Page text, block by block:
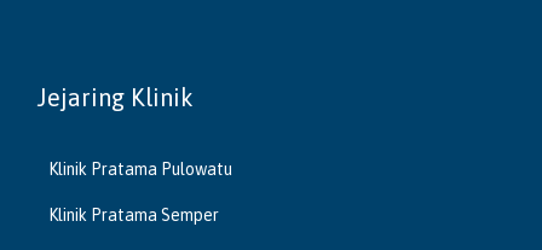
Jejaring Klinik
Klinik Pratama Pulowatu
Klinik Pratama Semper